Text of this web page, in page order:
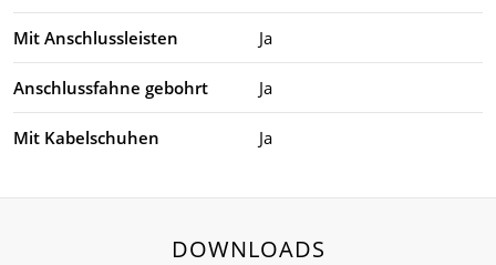
Mit Anschlussleisten Ja
Anschlussfahne gebohrt Ja
Mit Kabelschuhen Ja
DOWNLOADS